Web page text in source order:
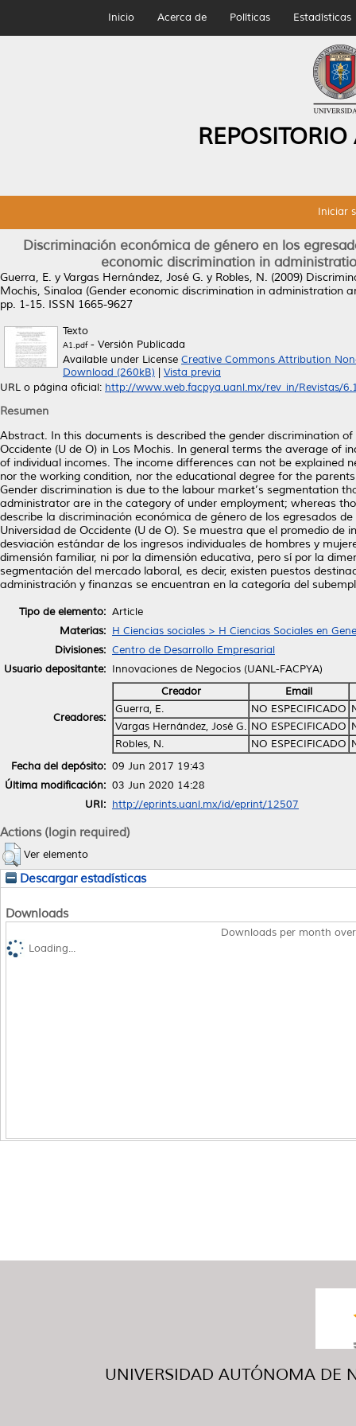
Inicio Acerca de Políticas Estadísticas
Iniciar
Discriminación económica de género en los
economic discrimination in
Guerra, E. y Vargas Hernández, José G. y Robles, N. (2009)
Mochis, Sinaloa (Gender economic discrimination in administration
pp. 1-15. ISSN 1665-9627
Texto
A1.pdf- Versión Publicada
Available under License Creative Commons Attribution
Download (260kB)
Vista previa
URL o página oficial: http://www.web.facpya.uanl.mx/rev_in/Revistas/
Resumen
Abstract. In this documents is described the gender discrimination
Occidente (U de O) in Los Mochis. In general terms the average of
of individual incomes. The income differences can not be
nor the working condition, nor the educational degree for the
Gender discrimination is due to the labour market’s segmentation
administrator are in the category of under employment; whereas
describe la discriminación económica de género de los egresados
Universidad de Occidente (U de O). Se muestra que el promedio
desviación estándar de los ingresos individuales de hombres y
dimensión familiar, ni por la dimensión educativa, pero sí por la
segmentación del mercado laboral, es decir, existen puestos
administración y finanzas se encuentran en la categoría del
Tipo de elemento: Article
Materias: H Ciencias sociales > H Ciencias Sociales en
Divisiones: Centro de Desarrollo Empresarial
Usuario depositante: Innovaciones de Negocios (UANL-FACPYA)
Creadores:
Creador
Email
Guerra, E.
NO ESPECIFICADO
Vargas Hernández, José G. NO ESPECIFICADO
Robles, N.
NO ESPECIFICADO
Fecha del depósito: 09 Jun 2017 19:43
Última modificación: 03 Jun 2020 14:28
URI: http://eprints.uanl.mx/id/eprint/12507
Actions (login required)
Ver elemento
Descargar estadísticas
Downloads
Downloads per month
Loading...
UNIVERSIDAD AUTÓNOMA DE